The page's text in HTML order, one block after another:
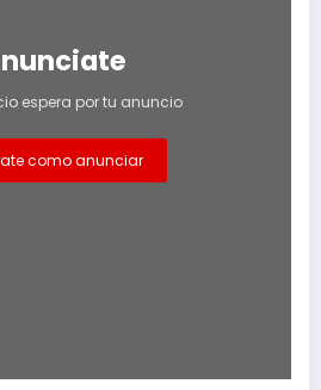
espera por tu anuncio
como anunciar